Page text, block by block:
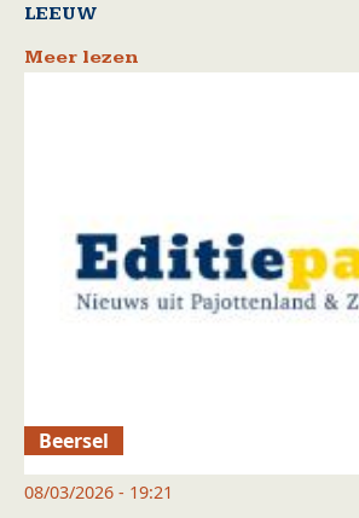
LEEUW
Meer lezen
Beersel
08/03/2026 - 19:21